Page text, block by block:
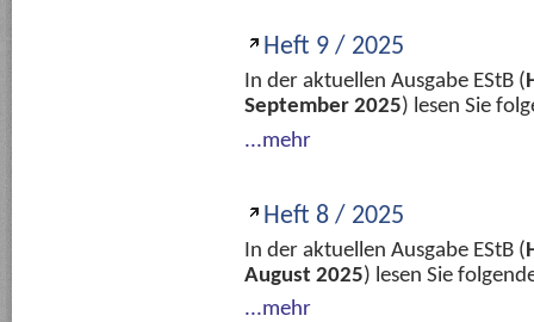
Heft 9 / 2025
In der aktuellen Ausgabe EStB (
September 2025) lesen Sie
...mehr
Heft 8 / 2025
In der aktuellen Ausgabe EStB (
August 2025) lesen Sie
...mehr